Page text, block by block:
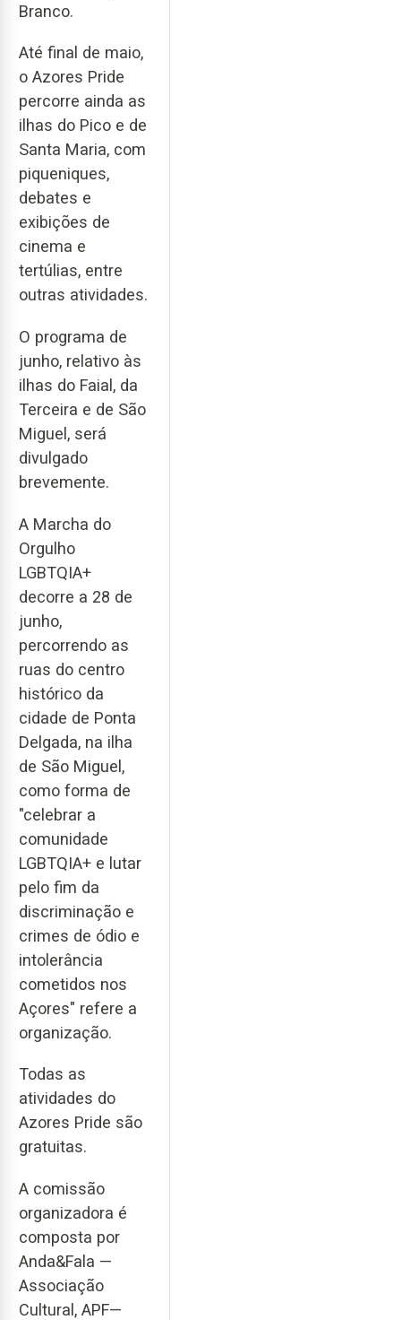
Branco.
Até final de maio,
o Azores Pride
percorre ainda as
ilhas do Pico e de
Santa Maria, com
piqueniques,
debates e
exibições de
cinema e
tertúlias, entre
outras atividades.
O programa de
junho, relativo às
ilhas do Faial, da
Terceira e de São
Miguel, será
divulgado
brevemente.
A Marcha do
Orgulho
LGBTQIA+
decorre a 28 de
junho,
percorrendo as
ruas do centro
histórico da
cidade de Ponta
Delgada, na ilha
de São Miguel,
como forma de
"celebrar a
comunidade
LGBTQIA+ e lutar
pelo fim da
discriminação e
crimes de ódio e
intolerância
cometidos nos
Açores" refere a
organização.
Todas as
atividades do
Azores Pride são
gratuitas.
A comissão
organizadora é
composta por
Anda&Fala —
Associação
Cultural, APF—